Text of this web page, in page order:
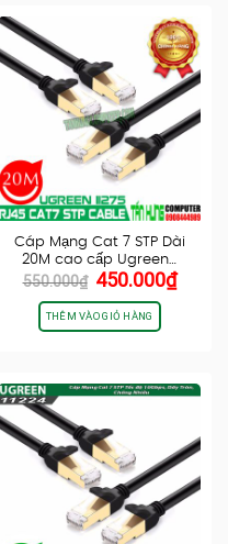
Cáp Mạng Cat 7 STP Dài
20M cao cấp Ugreen…
550.000₫ Giá
gốc
là:
550.000₫.
450.000₫Giá
THÊM VÀO GIỎ HÀNG